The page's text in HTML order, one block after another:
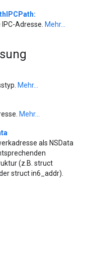
Adresse. Mehr...
Mehr...
Mehr...
als NSData
(z.B. struct
struct in6_addr).